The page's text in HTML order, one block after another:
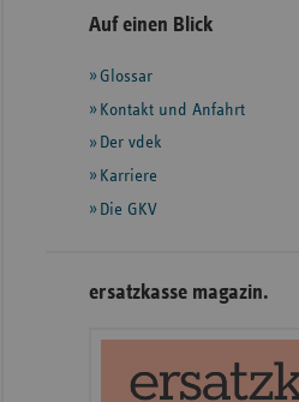
Seitennavigation
Seitenleiste
weiteren
Informationen
Auf einen Blick
Glossar
Kontakt und Anfahrt
Der vdek
Karriere
Die GKV
ersatzkasse magazin.